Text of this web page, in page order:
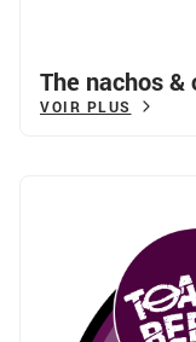
The nachos &
VOIR PLUS